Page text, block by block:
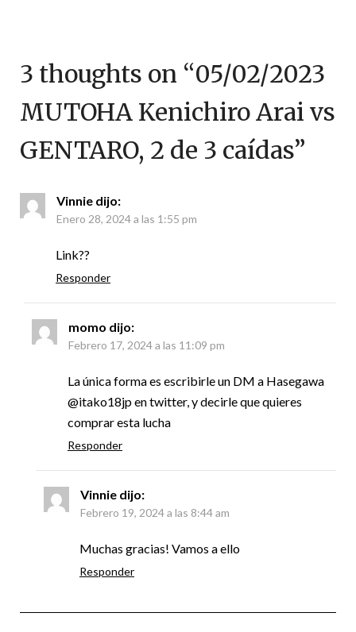
3 thoughts on “05/02/2023
MUTOHA Kenichiro Arai vs
GENTARO, 2 de 3 caídas”
Vinnie dijo:
Enero 28, 2024 a las 1:55 pm
Link??
Responder
momo dijo:
Febrero 17, 2024 a las 11:09 pm
La única forma es escribirle un DM a Hasegawa
@itako18jp en twitter, y decirle que quieres
comprar esta lucha
Responder
Vinnie dijo:
Febrero 19, 2024 a las 8:44 am
Muchas gracias! Vamos a ello
Responder